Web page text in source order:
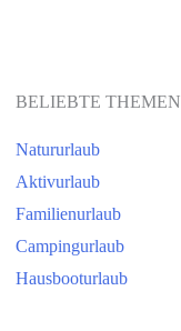
BELIEBTE THEMEN
Natururlaub
Aktivurlaub
Familienurlaub
Campingurlaub
Hausbooturlaub